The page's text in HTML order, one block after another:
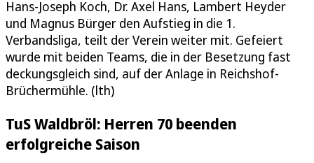
Hans-Joseph Koch, Dr. Axel Hans, Lambert Heyder
und Magnus Bürger den Aufstieg in die 1.
Verbandsliga, teilt der Verein weiter mit. Gefeiert
wurde mit beiden Teams, die in der Besetzung fast
deckungsgleich sind, auf der Anlage in Reichshof-
Brüchermühle. (lth)
TuS Waldbröl: Herren 70 beenden
erfolgreiche Saison